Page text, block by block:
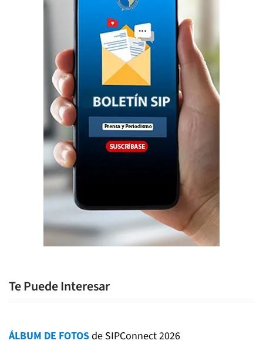
Te Puede Interesar
ÁLBUM DE FOTOSde SIPConnect 2026